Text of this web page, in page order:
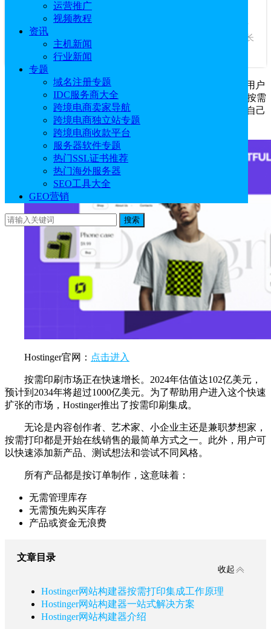
运营推广
视频教程
资讯
主机新闻
行业新闻
专题
域名注册专题
IDC服务商大全
跨境电商卖家导航
跨境电商独立站专题
跨境电商收款平台
服务器软件专题
热门SSL证书推荐
热门海外服务器
SEO工具大全
GEO营销
搜索
访问官网|优惠活动
服务商介绍：Hostinger成立于2004年，是一家美国主机商，专
注于提供质优价廉的美国虚拟主机产品，深受数百万明智的站长
查看更多
美国主机商Hostinger推出的网站构建器服务可以帮助用户
在几分钟内轻松创建自己的网站。近期，网站构建器新增按需
印刷功能，由Printful提供支持，用户可以通过按需打印将自己
的创意转化为收入。
Hostinger官网： 点击进入
按需印刷市场正在快速增长。2024年估值达102亿美元，
预计到2034年将超过1000亿美元。为了帮助用户进入这个快速
扩张的市场，Hostinger推出了按需印刷集成。
无论是内容创作者、艺术家、小企业主还是兼职梦想家，
按需打印都是开始在线销售的最简单方式之一。此外，用户可
以快速添加新产品、测试想法和尝试不同风格。
所有产品都是按订单制作，这意味着：
无需管理库存
无需预先购买库存
产品或资金无浪费
文章目录
收起
Hostinger网站构建器按需打印集成工作原理
Hostinger网站构建器一站式解决方案
Hostinger网站构建器介绍